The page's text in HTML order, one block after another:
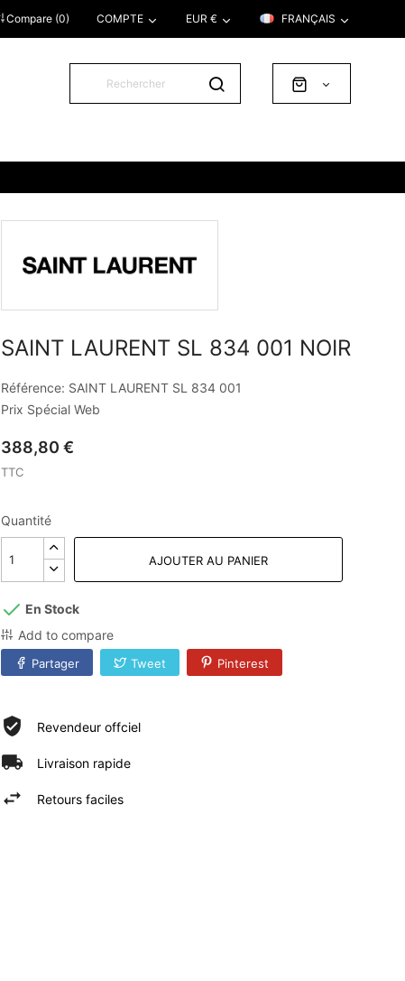
FRANÇAIS
EUR €
COMPTE
Compare (0)
SAINT LAURENT SL 834 001 NOIR
Référence: SAINT LAURENT SL 834 001
Prix Spécial Web
388,80 €
TTC
Quantité
AJOUTER AU PANIER
En Stock
Add to compare
Partager Tweet Pinterest
Revendeur offciel
Livraison rapide
Retours faciles